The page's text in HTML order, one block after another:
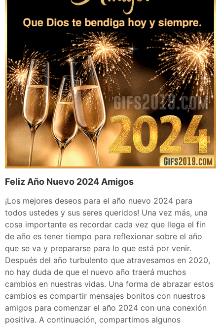
Feliz Año Nuevo 2024 Amigos
¡Los mejores deseos para el año nuevo 2024 para
todos ustedes y sus seres queridos! Una vez más, una
cosa importante es recordar cada vez que llega el fin
de año es tener tiempo para reflexionar sobre el año
que se va y prepararse para lo que está por venir.
Después del año turbulento que atravesamos en 2020,
no hay duda de que el nuevo año traerá muchos
cambios en nuestras vidas. Una forma de abrazar estos
cambios es compartir mensajes bonitos con nuestros
amigos para comenzar el año 2024 con una conexión
positiva. A continuación, compartimos algunos